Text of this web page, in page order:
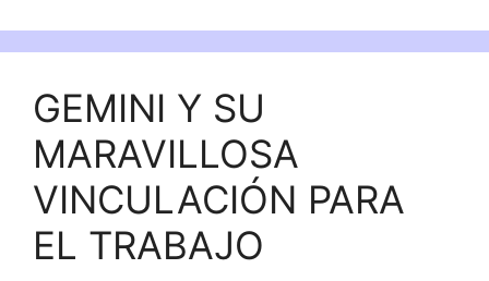
GEMINI Y SU
MARAVILLOSA
VINCULACIÓN PARA
EL TRABAJO